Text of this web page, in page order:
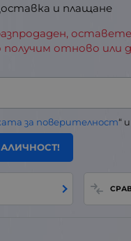
и плащане
отново или
за поверителност“